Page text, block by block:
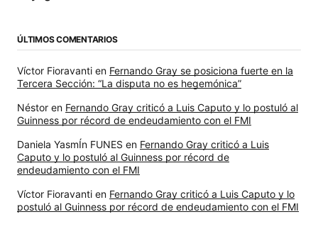
ÚLTIMOS COMENTARIOS
Víctor Fioravanti en Fernando Gray se posiciona fuerte en la
Tercera Sección: “La disputa no es hegemónica”
Néstor en Fernando Gray criticó a Luis Caputo y lo postuló al
Guinness por récord de endeudamiento con el FMI
Daniela YasmÍn FUNES en Fernando Gray criticó a Luis
Caputo y lo postuló al Guinness por récord de
endeudamiento con el FMI
Víctor Fioravanti en Fernando Gray criticó a Luis Caputo y lo
postuló al Guinness por récord de endeudamiento con el FMI